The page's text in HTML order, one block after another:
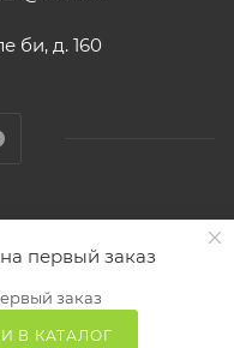
би, д. 160
Алматы и Казахстану
первый заказ
заказ
В КАТАЛОГ